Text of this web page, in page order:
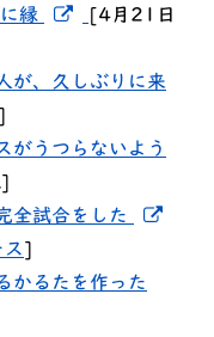
縁
新しいウィン
[4月21日
が、久しぶりに来
クを開く
]
がうつらないよう
でリンクを開く
全試合をした
]
かるたを作った
を開く